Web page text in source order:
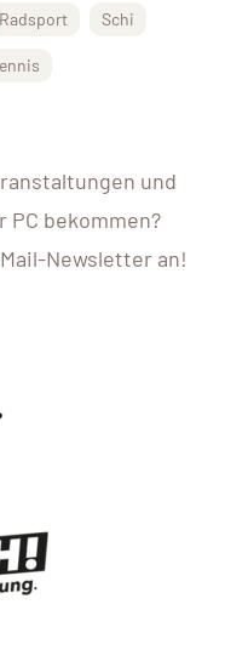
Radsport Schi
und
PC bekommen?
Newsletter an!